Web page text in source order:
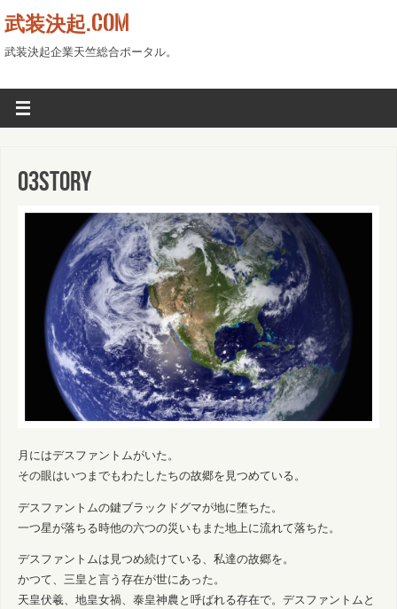
武装決起.COM
武装決起企業天竺総合ポータル。
03STORY
月にはデスファントムがいた。
その眼はいつまでもわたしたちの故郷を見つめている。
デスファントムの鍵ブラックドグマが地に堕ちた。
一つ星が落ちる時他の六つの災いもまた地上に流れて落ちた。
デスファントムは見つめ続けている、私達の故郷を。
かつて、三皇と言う存在が世にあった。
天皇伏羲、地皇女禍、泰皇神農と呼ばれる存在で。デスファントムと